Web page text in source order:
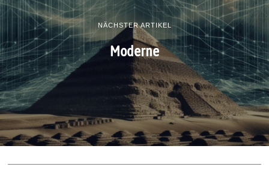
NÄCHSTER ARTIKEL
Moderne